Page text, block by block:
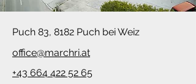
Puch 83, 8182 Puch bei Weiz
office@marchri.at
+43 664 422 52 65